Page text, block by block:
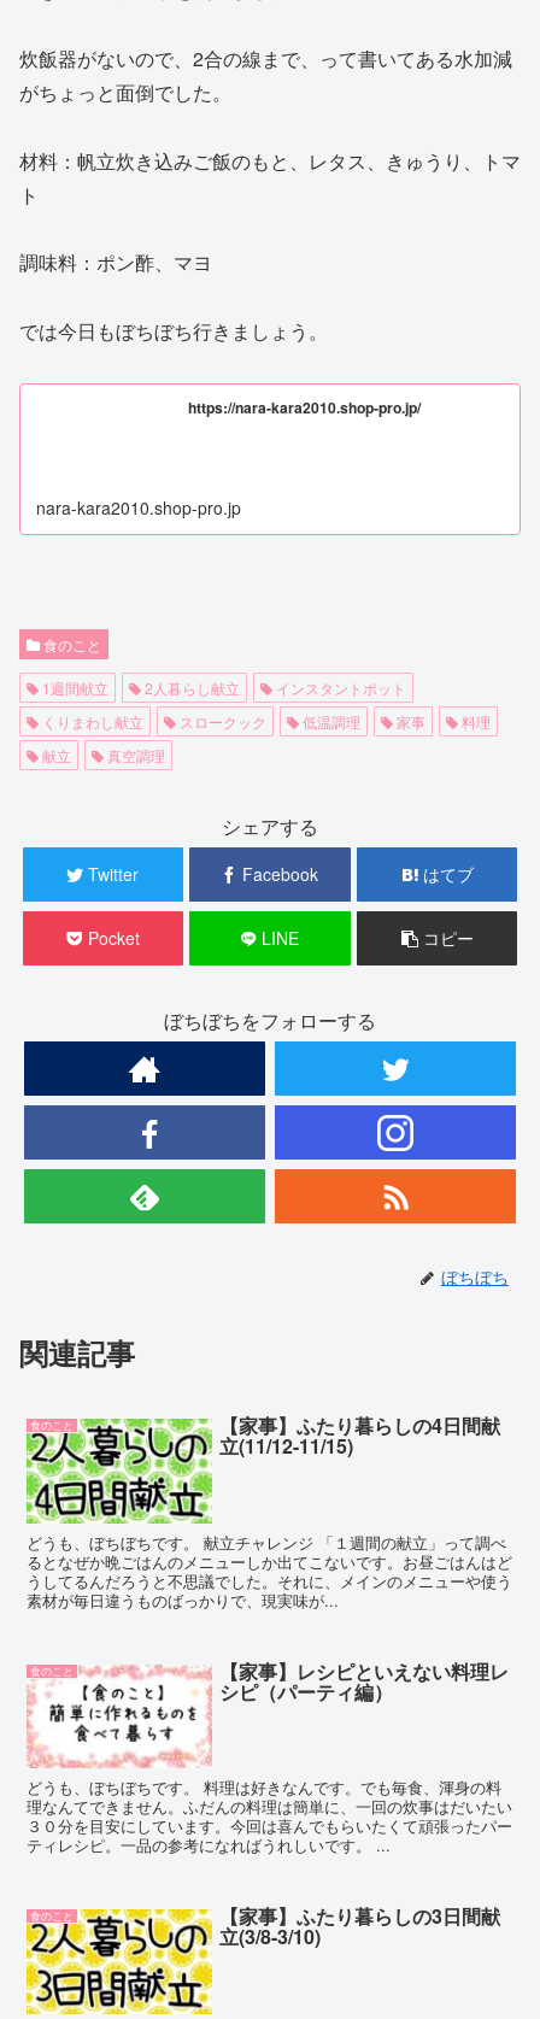
炊飯器がないので、2合の線まで、って書いてある水加減
がちょっと面倒でした。
材料：帆立炊き込みご飯のもと、レタス、きゅうり、トマ
ト
調味料：ポン酢、マヨ
では今日もぼちぼち行きましょう。
https://nara-kara2010.shop-pro.jp/
nara-kara2010.shop-pro.jp
食のこと
1週間献立 2人暮らし献立
インスタントポット
くりまわし献立
スロークック 低温調理 家事
料理
献立
真空調理
シェアする
Twitter Facebook はてブ
Pocket LINE コピー
ぼちぼちをフォローする
ぼちぼち
関連記事
食のこと 【家事】ふたり暮らしの4日間献
立(11/12-11/15)
どうも、ぼちぼちです。 献立チャレンジ 「１週間の献立」って調べ
るとなぜか晩ごはんのメニューしか出てこないです。お昼ごはんはど
うしてるんだろうと不思議でした。それに、メインのメニューや使う
素材が毎日違うものばっかりで、現実味が...
食のこと 【家事】レシピといえない料理レ
シピ（パーティ編）
どうも、ぼちぼちです。 料理は好きなんです。でも毎食、渾身の料
理なんてできません。ふだんの料理は簡単に、一回の炊事はだいたい
３０分を目安にしています。今回は喜んでもらいたくて頑張ったパー
ティレシピ。一品の参考になればうれしいです。 ...
食のこと 【家事】ふたり暮らしの3日間献
立(3/8-3/10)